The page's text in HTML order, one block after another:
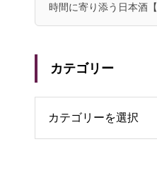
時間に寄り添う日本酒【
カテゴリー